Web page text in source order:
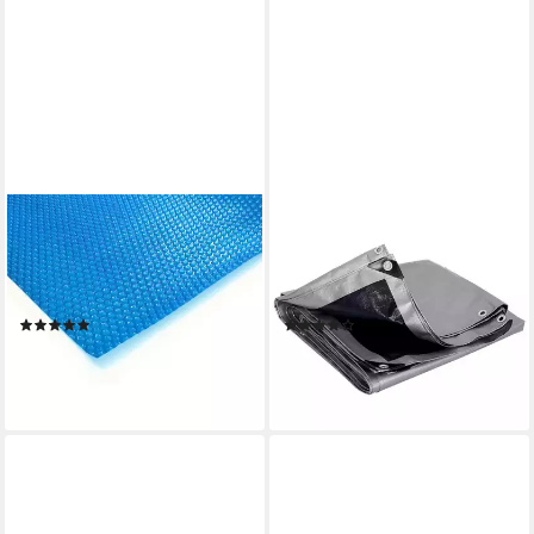
ZELSIUS
Solarabdeckplane Solarfolie,
eckig, 6 x 4 m, blau, 400µ,
Poolabdeckung
(2)
84,95 €
lieferbar - in 3-4 Werktagen bei dir
Pool-Abdeckplane (1-St),
180g/m² PE Gewebeplane mit
Ösen grau
ab 13,86 € UVP 23,99 €